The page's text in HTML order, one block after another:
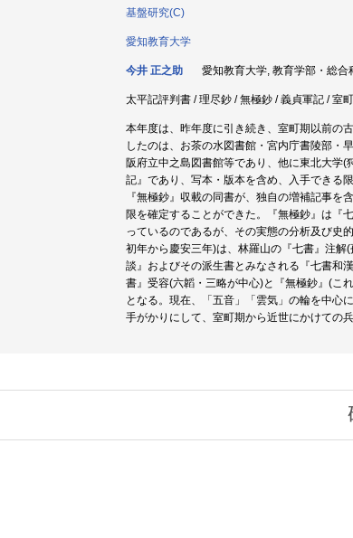
基盤研究(C)
愛知教育大学
今井 正之助 愛知教育大学, 教育学部・総
太平記評判書 / 理尽鈔 / 無極鈔 / 義貞軍記 / 室
本年度は、昨年度に引き続き、室町期以前の
したのは、お茶の水図書館・宮内庁書陵部・
阪府立中之島図書館等であり、他に東北大学
記』であり、写本・版本を含め、入手できる
『無極鈔』収載の同書が、独自の増補記事
限を確定することができた。『無極鈔』は『
っているのであるが、その実態の分析及び史
初年から慶安三年)は、林羅山の『七書』注
談』およびその派生書とみなされる『七書和
書』受容(六韜・三略が中心)と『無極鈔』(こ
となる。現在、「五音」「雲気」の輪を中心
手がかりにして、室町期から近世にかけての